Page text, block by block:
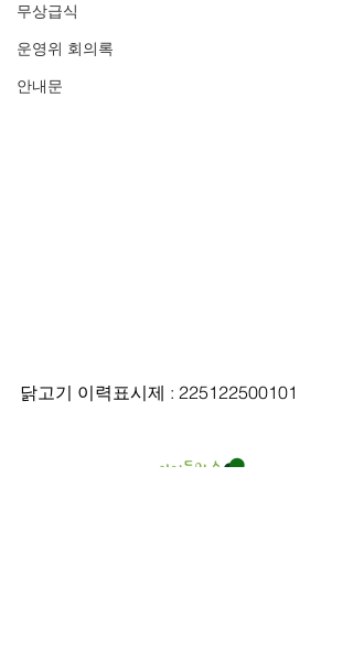
무상급식
운영위 회의록
안내문
닭고기 이력표시제 : 225122500101